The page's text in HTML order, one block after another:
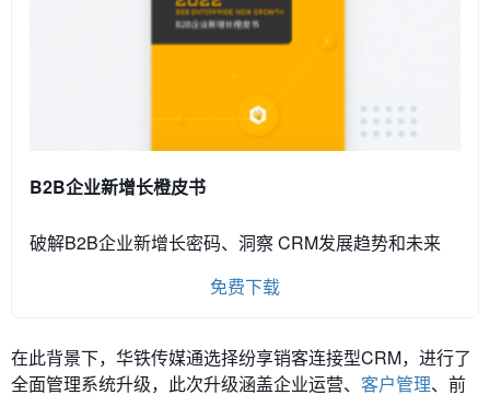
B2B企业新增长橙皮书
破解B2B企业新增长密码、洞察 CRM发展趋势和未来
免费下载
在此背景下，华铁传媒通选择纷享销客连接型CRM，进行了
全面管理系统升级，此次升级涵盖企业运营、 客户管理、前